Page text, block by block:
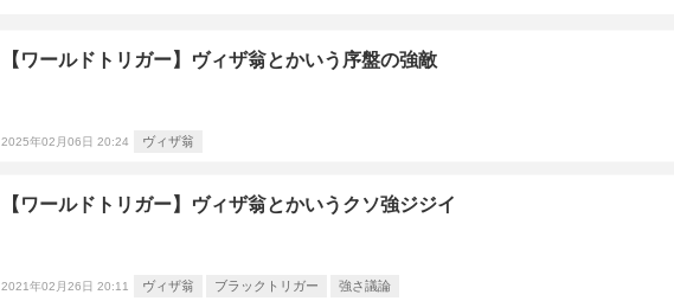
【ワールドトリガー】ヴィザ翁とかいう序盤の強敵
2025年02月06日 20:24 ヴィザ翁
【ワールドトリガー】ヴィザ翁とかいうクソ強ジジイ
2021年02月26日 20:11 ヴィザ翁 ブラックトリガー 強さ議論